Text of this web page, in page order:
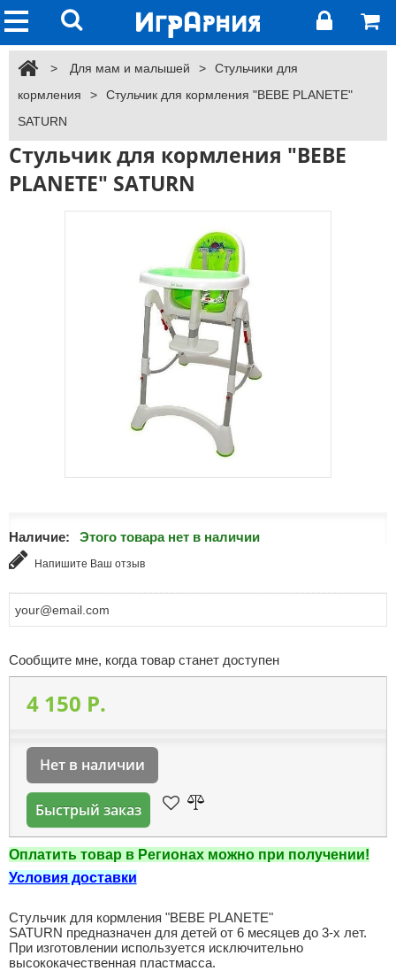
> Для мам и малышей >
Стульчики для
кормления
>
Стульчик для кормления "BEBE PLANETE"
SATURN
Стульчик для кормления "BEBE
PLANETE" SATURN
Наличие: Этого товара нет в наличии
Напишите Ваш отзыв
Сообщите мне, когда товар станет доступен
4 150 P.
Нет в наличии
Быстрый заказ
Оплатить товар в Регионах можно при получении!
Условия доставки
Стульчик для кормления "BEBE PLANETE"
SATURN предназначен для детей от 6 месяцев до 3-х лет.
При изготовлении используется исключительно
высококачественная пластмасса.